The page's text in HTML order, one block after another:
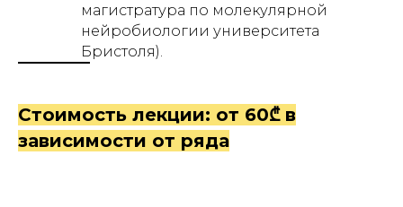
магистратура по молекулярной
нейробиологии университета
Бристоля).
Стоимость лекции: от 60₾ в
зависимости от ряда